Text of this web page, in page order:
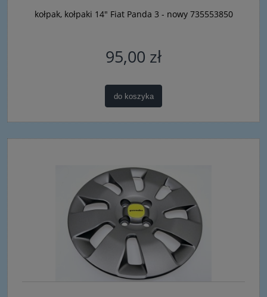
kołpak, kołpaki 14" Fiat Panda 3 - nowy 735553850
95,00 zł
do koszyka